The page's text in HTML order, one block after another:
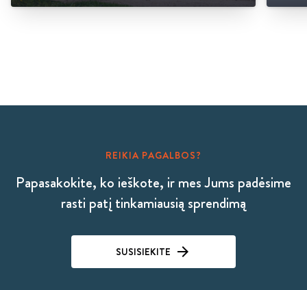
REIKIA PAGALBOS?
Papasakokite, ko ieškote, ir mes Jums padėsime
rasti patį tinkamiausią sprendimą
SUSISIEKITE